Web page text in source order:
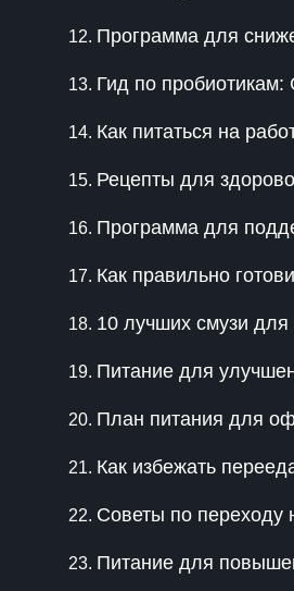
Программа для
Гид по пробиотикам:
Как питаться на
Рецепты для
Программа для
Как правильно
10 лучших смузи для
Питание для
План питания для
Как избежать
Советы по переходу
Питание для